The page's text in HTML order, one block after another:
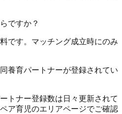
ですか？
です。マッチング成立時にのみ
養育パートナーが登録されてい
トナー登録数は日々更新されて
ア育児のエリアページでご確認